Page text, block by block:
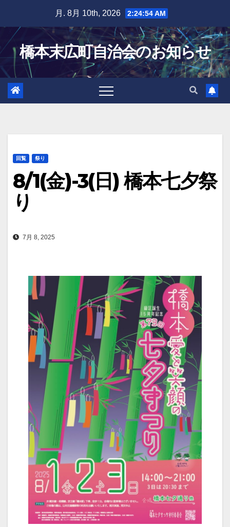
content
月. 8月 10th, 2026 2:24:55 AM
橋本末広町自治会のお知らせ
回覧 祭り
8/1(金)-3(日) 橋本七夕祭
り
7月 8, 2025